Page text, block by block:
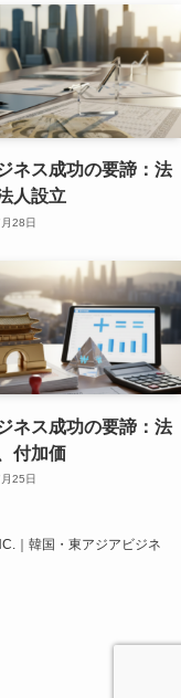
ネス成功の要諦：法
人設立
28日
ネス成功の要諦：法
付加価
25日
｜韓国・東アジアビジネ